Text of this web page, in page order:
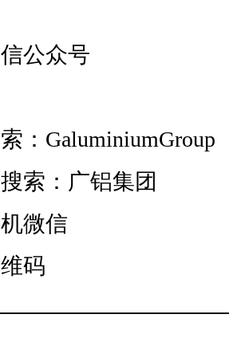
公众号
：GaluminiumGroup
索：广铝集团
微信
码
—